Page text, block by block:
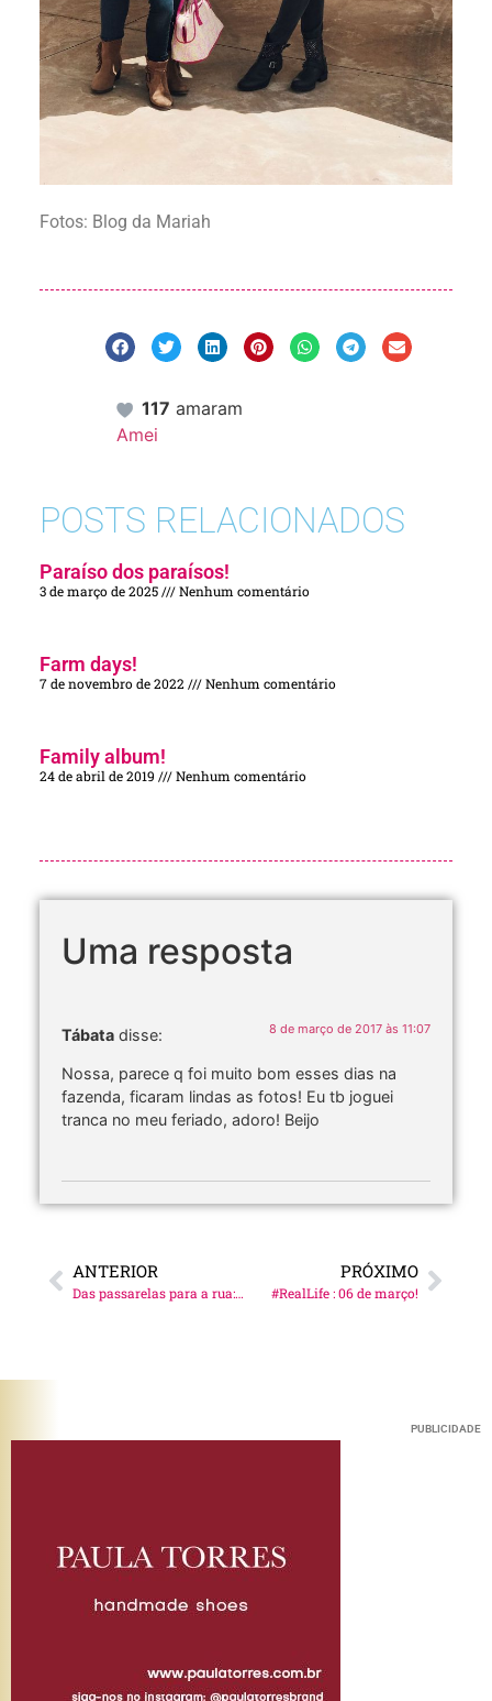
Fotos: Blog da Mariah
117 amaram
Amei
POSTS RELACIONADOS
Paraíso dos paraísos!
3 de março de 2025 Nenhum comentário
Farm days!
7 de novembro de 2022 Nenhum comentário
Family album!
24 de abril de 2019 Nenhum comentário
Uma resposta
Tábata disse: 8 de março de 2017 às 11:07
Nossa, parece q foi muito bom esses dias na
fazenda, ficaram lindas as fotos! Eu tb joguei
tranca no meu feriado, adoro! Beijo
ANTERIOR
Das passarelas para a rua: bota branca!
PRÓXIMO
#RealLife : 06 de março!
PUBLICIDADE